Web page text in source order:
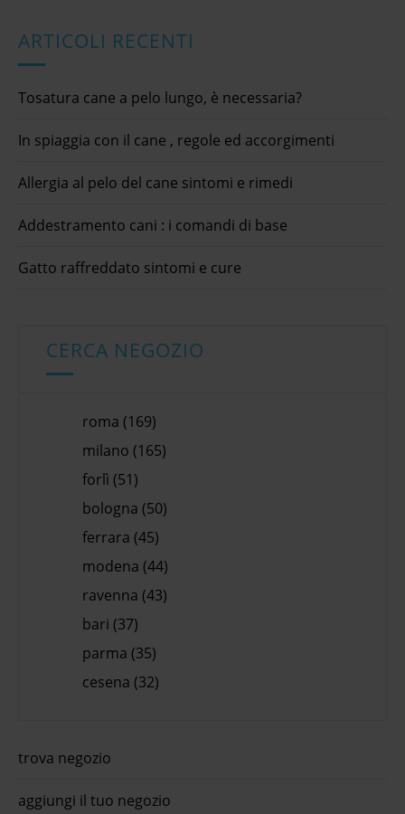
ARTICOLI RECENTI
Tosatura cane a pelo lungo, è necessaria?
In spiaggia con il cane , regole ed accorgimenti
Allergia al pelo del cane sintomi e rimedi
Addestramento cani : i comandi di base
Gatto raffreddato sintomi e cure
CERCA NEGOZIO
roma (169)
milano (165)
forlì (51)
bologna (50)
ferrara (45)
modena (44)
ravenna (43)
bari (37)
parma (35)
cesena (32)
trova negozio
aggiungi il tuo negozio